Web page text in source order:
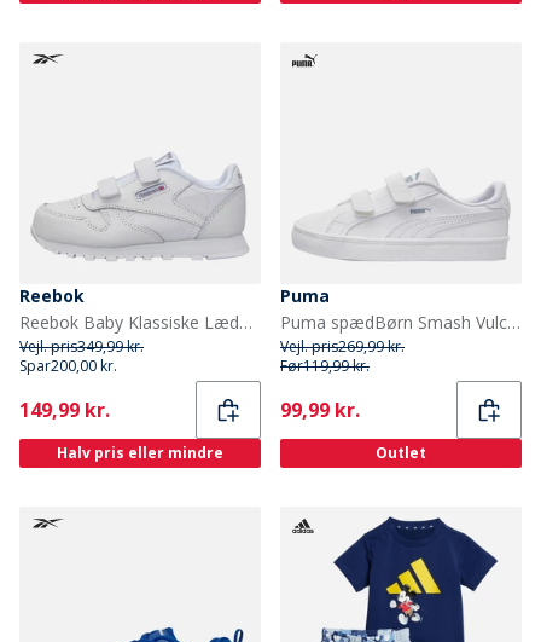
Reebok
Reebok Baby Klassiske Læder 2V Træningssko Hvid/Carbon/Vector Blue
Vejl. pris349,99 kr.
Spar200,00 kr.
Current
149,99 kr.
Halv pris eller mindre
Puma
Puma spædBørn Smash Vulc Træningssko Hvid/Quarry
Vejl. pris269,99 kr.
Før119,99 kr.
Current
99,99 kr.
Outlet